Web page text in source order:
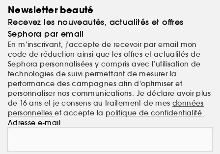
Newsletter beauté
Recevez les nouveautés, actualités et offres
Sephora par email
En m’inscrivant, j’accepte de recevoir par email mon
code de réduction ainsi que les offres et actualités de
Sephora personnalisées y compris avec l’utilisation de
technologies de suivi permettant de mesurer la
performance des campagnes afin d'optimiser et
personnaliser nos communications. Je déclare avoir plus
de 16 ans et je consens au traitement de mes données
personnelleset accepte la politique de confidentialité .
Adresse e-mail